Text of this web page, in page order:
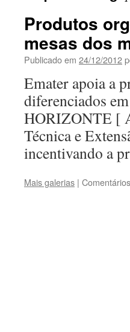
Produtos
mesas dos
Publicado em 24/12/2012
Emater apoia a
diferenciados
HORIZONTE [
Técnica e
incentivando a
Mais galerias |